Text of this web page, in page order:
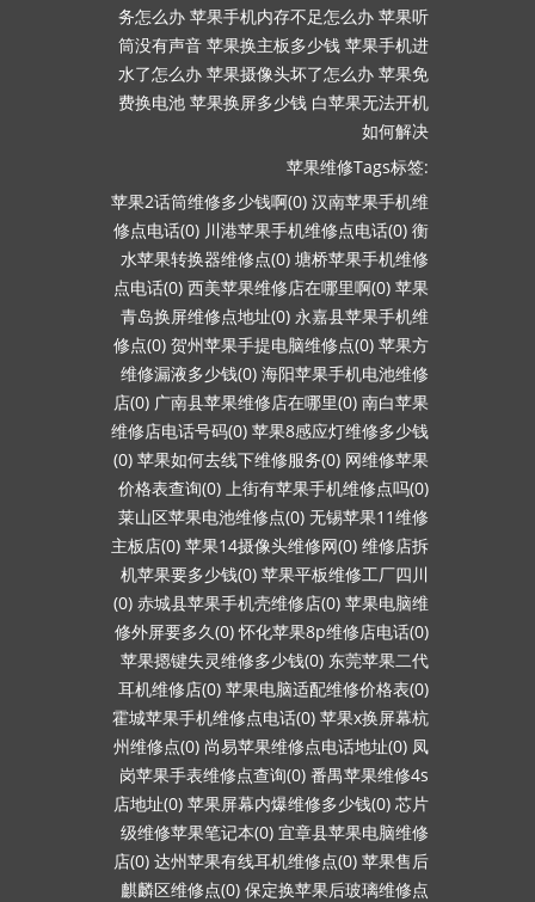
务怎么办 苹果手机内存不足怎么办 苹果听
筒没有声音 苹果换主板多少钱 苹果手机进
水了怎么办 苹果摄像头坏了怎么办 苹果免
费换电池 苹果换屏多少钱 白苹果无法开机
如何解决
苹果维修Tags标签:
苹果2话筒维修多少钱啊(0) 汉南苹果手机维
修点电话(0) 川港苹果手机维修点电话(0) 衡
水苹果转换器维修点(0) 塘桥苹果手机维修
点电话(0) 西美苹果维修店在哪里啊(0) 苹果
青岛换屏维修点地址(0) 永嘉县苹果手机维
修点(0) 贺州苹果手提电脑维修点(0) 苹果方
维修漏液多少钱(0) 海阳苹果手机电池维修
店(0) 广南县苹果维修店在哪里(0) 南白苹果
维修店电话号码(0) 苹果8感应灯维修多少钱
(0) 苹果如何去线下维修服务(0) 网维修苹果
价格表查询(0) 上街有苹果手机维修点吗(0)
莱山区苹果电池维修点(0) 无锡苹果11维修
主板店(0) 苹果14摄像头维修网(0) 维修店拆
机苹果要多少钱(0) 苹果平板维修工厂四川
(0) 赤城县苹果手机壳维修店(0) 苹果电脑维
修外屏要多久(0) 怀化苹果8p维修店电话(0)
苹果摁键失灵维修多少钱(0) 东莞苹果二代
耳机维修店(0) 苹果电脑适配维修价格表(0)
霍城苹果手机维修点电话(0) 苹果x换屏幕杭
州维修点(0) 尚易苹果维修点电话地址(0) 凤
岗苹果手表维修点查询(0) 番禺苹果维修4s
店地址(0) 苹果屏幕内爆维修多少钱(0) 芯片
级维修苹果笔记本(0) 宜章县苹果电脑维修
店(0) 达州苹果有线耳机维修点(0) 苹果售后
麒麟区维修点(0) 保定换苹果后玻璃维修点